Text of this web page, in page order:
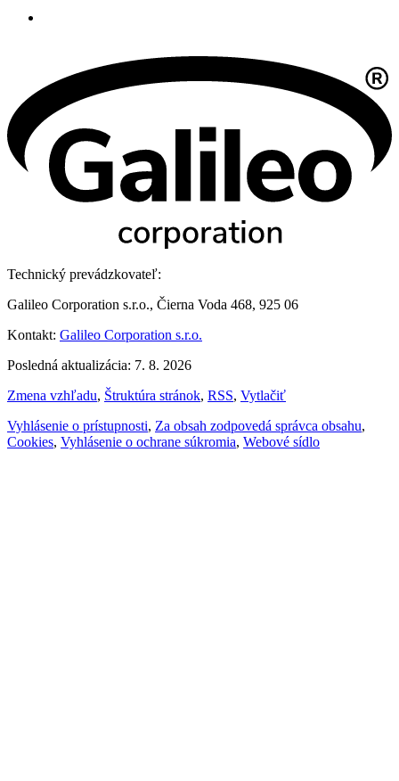
Technický prevádzkovateľ:
Galileo Corporation s.r.o., Čierna Voda 468, 925 06
Kontakt: Galileo Corporation s.r.o.
Posledná aktualizácia: 7. 8. 2026
Zmena vzhľadu, Štruktúra stránok, RSS, Vytlačiť
Vyhlásenie o prístupnosti, Za obsah zodpovedá správca obsahu,
Cookies, Vyhlásenie o ochrane súkromia, Webové sídlo